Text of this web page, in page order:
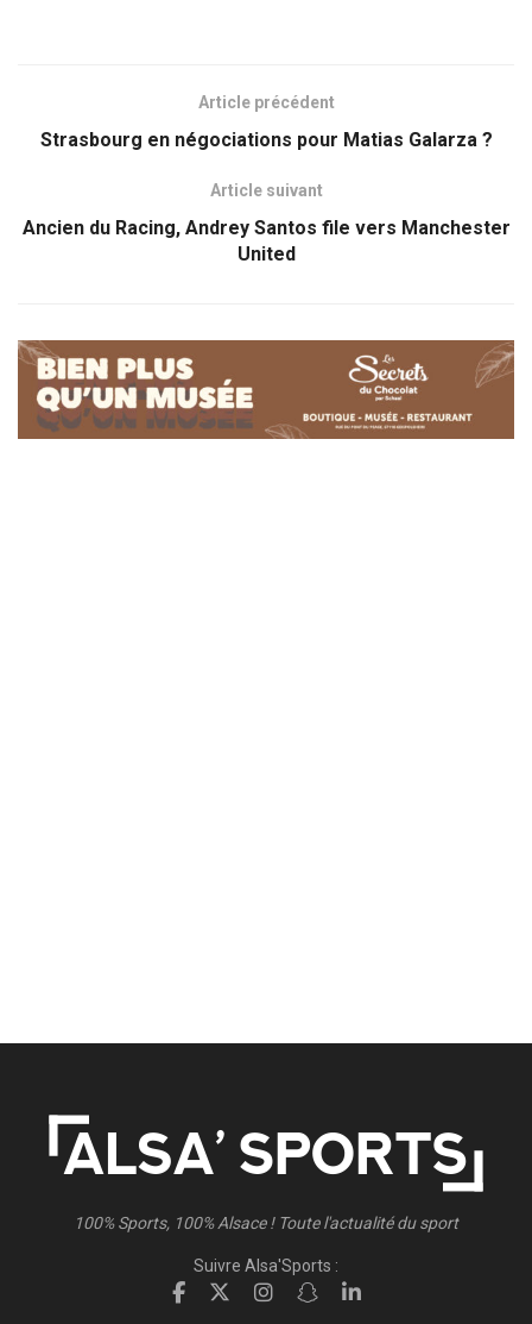
Article précédent
Strasbourg en négociations pour Matias Galarza ?
Article suivant
Ancien du Racing, Andrey Santos file vers Manchester
United
100% Sports, 100% Alsace ! Toute l'actualité du sport
Suivre Alsa'Sports :